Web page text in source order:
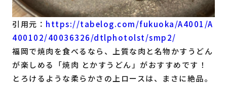
引用元： https://tabelog.com/fukuoka/A4001/A
400102/40036326/dtlphotolst/smp2/
福岡で焼肉を食べるなら、上質な肉と名物かすうどん
が楽しめる「焼肉 とかすうどん」がおすすめです！
とろけるような柔らかさの上ロースは、まさに絶品。